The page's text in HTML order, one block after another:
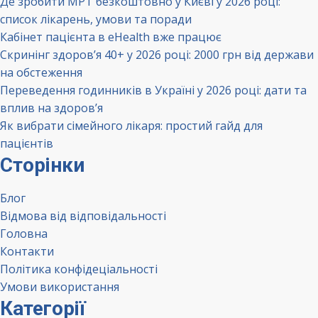
список лікарень, умови та поради
Кабінет пацієнта в eHealth вже працює
Скринінг здоров’я 40+ у 2026 році: 2000 грн від держави
на обстеження
Переведення годинників в Україні у 2026 році: дати та
вплив на здоров’я
Як вибрати сімейного лікаря: простий гайд для
пацієнтів
Сторінки
Блог
Відмова від відповідальності
Головна
Контакти
Політика конфідеціальності
Умови використання
Категорії